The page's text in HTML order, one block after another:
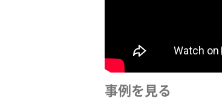
事例を見る